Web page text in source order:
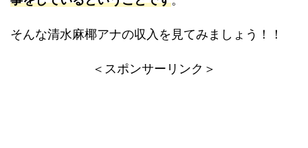
そんな清水麻椰アナの収入を見てみましょう！！
＜スポンサーリンク＞